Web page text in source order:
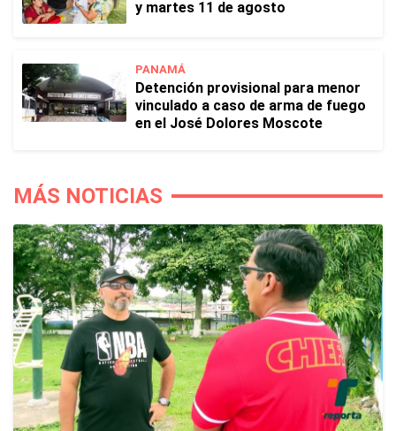
y martes 11 de agosto
PANAMÁ
Detención provisional para menor
vinculado a caso de arma de fuego
en el José Dolores Moscote
MÁS NOTICIAS